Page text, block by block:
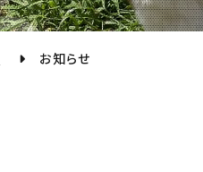
お知らせ